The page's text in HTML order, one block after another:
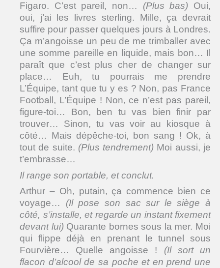
Figaro. C’est pareil, non… (Plus bas) Oui,
oui, j’ai les livres sterling. Mille, ça devrait
suffire pour passer quelques jours à Londres.
Ça m’angoisse un peu de me trimballer avec
une somme pareille en liquide, mais bon… Il
paraît que c’est plus cher de changer sur
place… Euh, tu pourrais me prendre
L’Équipe, tant que tu y es ? Non, pas France
Football, L’Équipe ! Non, ce n’est pas pareil,
figure-toi… Bon, ben tu vas bien finir par
trouver… Sinon, tu vas voir au kiosque à
côté… Mais dépêche-toi, bon sang ! Ok, à
tout de suite. (Plus tendrement) Moi aussi, je
t’embrasse…
Il range son portable, et conclut.
Arthur – Oh, putain, ça commence bien ce
voyage… (Il pose son sac sur le siège à
côté, s’installe, et regarde un instant fixement
devant lui) Quarante bornes sous la mer. Moi
qui flippe déjà en prenant le tunnel sous
Fourvière… Quelle angoisse ! (Il sort un
flacon d’alcool de sa poche et en prend une